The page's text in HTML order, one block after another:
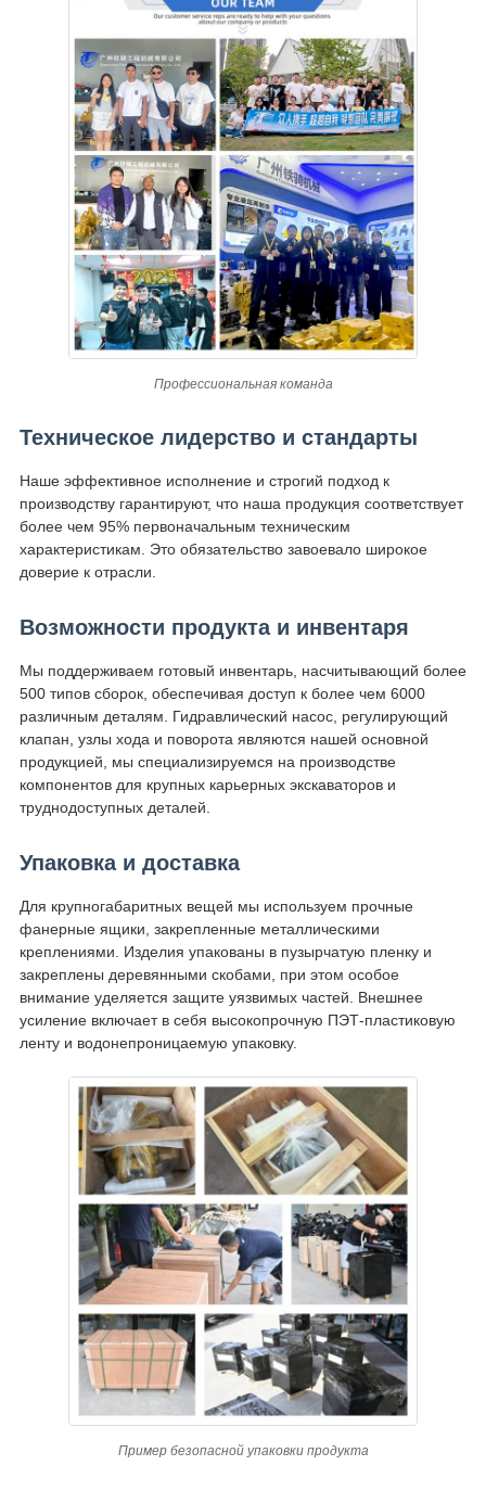
Профессиональная команда
Техническое лидерство и стандарты
Наше эффективное исполнение и строгий подход к
производству гарантируют, что наша продукция соответствует
более чем 95% первоначальным техническим
характеристикам. Это обязательство завоевало широкое
доверие к отрасли.
Возможности продукта и инвентаря
Мы поддерживаем готовый инвентарь, насчитывающий более
500 типов сборок, обеспечивая доступ к более чем 6000
различным деталям. Гидравлический насос, регулирующий
клапан, узлы хода и поворота являются нашей основной
продукцией, мы специализируемся на производстве
компонентов для крупных карьерных экскаваторов и
труднодоступных деталей.
Упаковка и доставка
Для крупногабаритных вещей мы используем прочные
фанерные ящики, закрепленные металлическими
креплениями. Изделия упакованы в пузырчатую пленку и
закреплены деревянными скобами, при этом особое
внимание уделяется защите уязвимых частей. Внешнее
усиление включает в себя высокопрочную ПЭТ-пластиковую
ленту и водонепроницаемую упаковку.
Пример безопасной упаковки продукта